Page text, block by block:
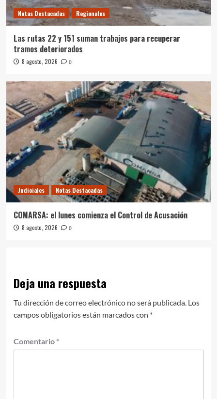
Notas Destacadas Regionales
Las rutas 22 y 151 suman trabajos para recuperar
tramos deteriorados
8 agosto, 2026 0
Judiciales Notas Destacadas
COMARSA: el lunes comienza el Control de Acusación
8 agosto, 2026 0
Deja una respuesta
Tu dirección de correo electrónico no será publicada. Los
campos obligatorios están marcados con *
Comentario *